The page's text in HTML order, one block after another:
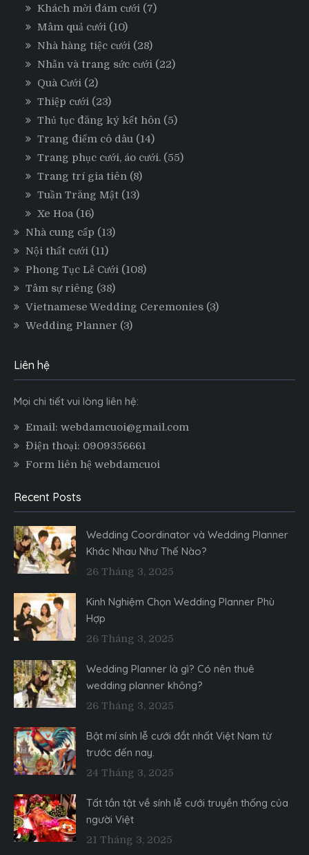
Khách mời đám cưới (7)
Mâm quả cưới (10)
Nhà hàng tiệc cưới (28)
Nhẫn và trang sức cưới (22)
Quà Cưới (2)
Thiệp cưới (23)
Thủ tục đăng ký kết hôn (5)
Trang điểm cô dâu (14)
Trang phục cưới, áo cưới. (55)
Trang trí gia tiên (8)
Tuần Trăng Mật (13)
Xe Hoa (16)
Nhà cung cấp (13)
Nội thất cưới (11)
Phong Tục Lễ Cưới (108)
Tâm sự riêng (38)
Vietnamese Wedding Ceremonies (3)
Wedding Planner (3)
Liên hệ
Mọi chi tiết vui lòng liên hệ:
Email: webdamcuoi@gmail.com
Điện thoại: 0909356661
Form liên hệ webdamcuoi
Recent Posts
Wedding Coordinator và Wedding Planner
Khác Nhau Như Thế Nào?
26 Tháng 3, 2025
Kinh Nghiệm Chọn Wedding Planner Phù
Hợp
26 Tháng 3, 2025
Wedding Planner là gì? Có nên thuê
wedding planner không?
26 Tháng 3, 2025
Bật mí sính lễ cưới đắt nhất Việt Nam từ
trước đến nay.
24 Tháng 3, 2025
Tất tần tật về sính lễ cưới truyền thống của
người Việt
21 Tháng 3, 2025